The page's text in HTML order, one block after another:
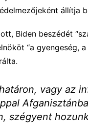
állítja
Biden beszédét
“a gyengeség,
vagy az
szégyent